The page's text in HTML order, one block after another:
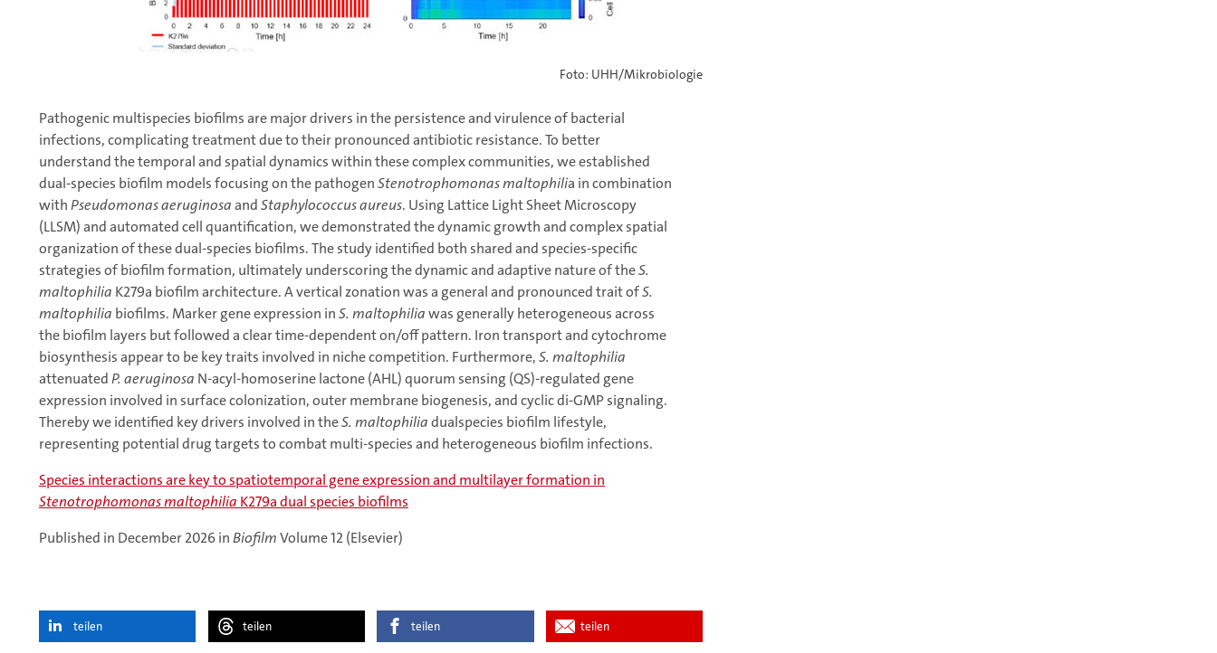
Foto: UHH/Mikrobiologie
Pathogenic multispecies biofilms are major drivers in the persistence and virulence of bacterial
infections, complicating treatment due to their pronounced antibiotic resistance. To better
understand the temporal and spatial dynamics within these complex communities, we established
dual-species biofilm models focusing on the pathogenStenotrophomonas maltophilia in combination
withPseudomonas aeruginosaandStaphylococcus aureus. Using Lattice Light Sheet Microscopy
(LLSM) and automated cell quantification, we demonstrated the dynamic growth and complex spatial
organization of these dual-species biofilms. The study identified both shared and species-specific
strategies of biofilm formation, ultimately underscoring the dynamic and adaptive nature of theS.
maltophilia K279a biofilm architecture. A vertical zonation was a general and pronounced trait ofS.
maltophilia biofilms. Marker gene expression inS. maltophiliawas generally heterogeneous across
the biofilm layers but followed a clear time-dependent on/off pattern. Iron transport and cytochrome
biosynthesis appear to be key traits involved in niche competition. Furthermore,S. maltophilia
attenuatedP. aeruginosa N-acyl-homoserine lactone (AHL) quorum sensing (QS)-regulated gene
expression involved in surface colonization, outer membrane biogenesis, and cyclic di-GMP signaling.
Thereby we identified key drivers involved in theS. maltophiliadualspecies biofilm lifestyle,
representing potential drug targets to combat multi-species and heterogeneous biofilm infections.
Species interactions are key to spatiotemporal gene expression and multilayer formation in
Stenotrophomonas maltophilia K279a dual species biofilms
Published in December 2026 inBiofilmVolume 12 (Elsevier)
teilen teilen teilen teilen